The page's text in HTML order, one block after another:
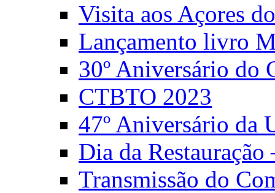
Visita aos Açores
Lançamento livro
30º Aniversário do
CTBTO 2023
47º Aniversário da
Dia da
Transmissão do